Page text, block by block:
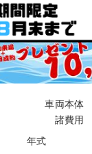
車両本体
諸費用
年式